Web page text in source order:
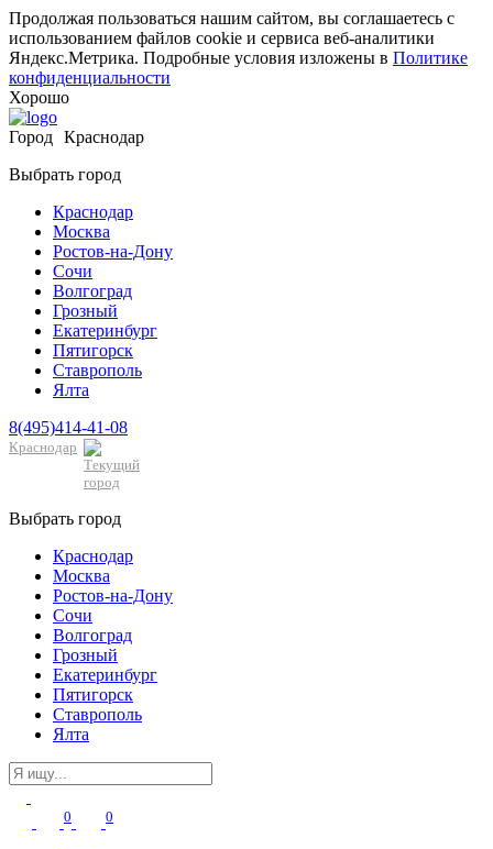
Продолжая пользоваться нашим сайтом, вы соглашаетесь с
использованием файлов cookie и сервиса веб-аналитики
Яндекс.Метрика. Подробные условия изложены в Политике
конфиденциальности
Хорошо
Город Краснодар
Выбрать город
Краснодар
Москва
Ростов-на-Дону
Сочи
Волгоград
Грозный
Екатеринбург
Пятигорск
Ставрополь
Ялта
8(495)414-41-08
Краснодар
Выбрать город
Краснодар
Москва
Ростов-на-Дону
Сочи
Волгоград
Грозный
Екатеринбург
Пятигорск
Ставрополь
Ялта
0 0